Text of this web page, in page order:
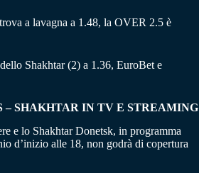
a lavagna a 1.48, la OVER 2.5 è
Shakhtar (2) a 1.36, EuroBet e
– SHAKHTAR IN TV E STREAMING
e lo Shakhtar Donetsk, in programma
d’inizio alle 18, non godrà di copertura